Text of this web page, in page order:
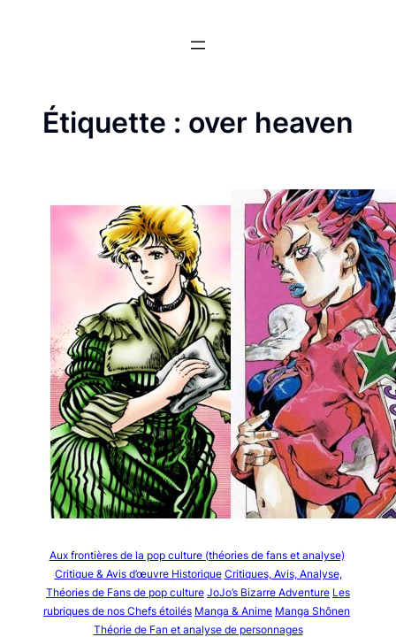
Étiquette : over heaven
Aux frontières de la pop culture (théories de fans et analyse)
Critique & Avis d’œuvre Historique Critiques, Avis, Analyse,
Théories de Fans de pop culture JoJo’s Bizarre Adventure Les
rubriques de nos Chefs étoilés Manga & Anime Manga Shônen
Théorie de Fan et analyse de personnages